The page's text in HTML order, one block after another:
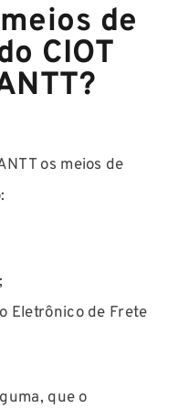
de
CIOT
os meios de
Eletrônico de Frete
que o